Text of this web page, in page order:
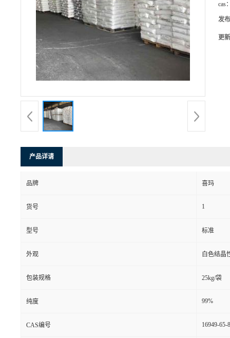
cas
发
更
产品详请
品牌 喜玛
货号 1
型号 标准
外观 白色结晶
包装规格 25kg/袋
纯度 99%
CAS编号 16949-65-8